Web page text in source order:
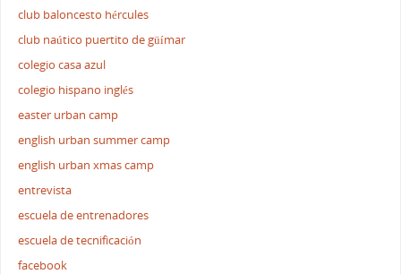
club baloncesto hércules
club naútico puertito de güímar
colegio casa azul
colegio hispano inglés
easter urban camp
english urban summer camp
english urban xmas camp
entrevista
escuela de entrenadores
escuela de tecnificación
facebook